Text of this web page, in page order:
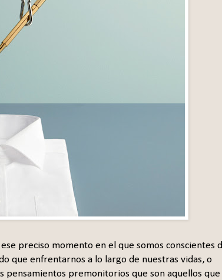
preciso momento en el que somos conscientes
que enfrentarnos a lo largo de nuestras vidas, o
pensamientos premonitorios que son aquellos que